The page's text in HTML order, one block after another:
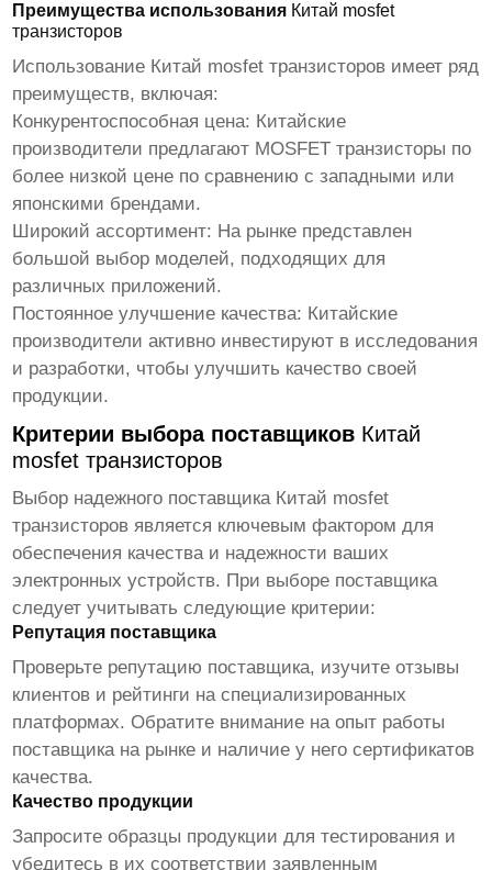
Преимущества использования Китай mosfet
транзисторов
Использование Китай mosfet транзисторов имеет ряд
преимуществ, включая:
Конкурентоспособная цена: Китайские
производители предлагают MOSFET транзисторы по
более низкой цене по сравнению с западными или
японскими брендами.
Широкий ассортимент: На рынке представлен
большой выбор моделей, подходящих для
различных приложений.
Постоянное улучшение качества: Китайские
производители активно инвестируют в исследования
и разработки, чтобы улучшить качество своей
продукции.
Критерии выбора поставщиков Китай
mosfet транзисторов
Выбор надежного поставщика Китай mosfet
транзисторов является ключевым фактором для
обеспечения качества и надежности ваших
электронных устройств. При выборе поставщика
следует учитывать следующие критерии:
Репутация поставщика
Проверьте репутацию поставщика, изучите отзывы
клиентов и рейтинги на специализированных
платформах. Обратите внимание на опыт работы
поставщика на рынке и наличие у него сертификатов
качества.
Качество продукции
Запросите образцы продукции для тестирования и
убедитесь в их соответствии заявленным